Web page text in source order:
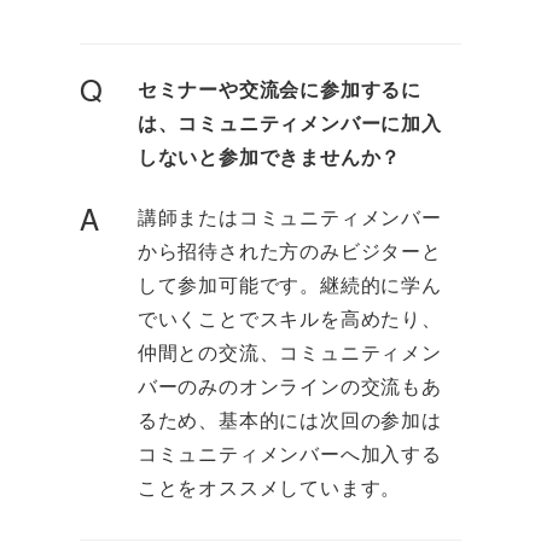
Q
セミナーや交流会に参加するに
は、コミュニティメンバーに加入
しないと参加できませんか？
A
講師またはコミュニティメンバー
から招待された方のみビジターと
して参加可能です。継続的に学ん
でいくことでスキルを高めたり、
仲間との交流、コミュニティメン
バーのみのオンラインの交流もあ
るため、基本的には次回の参加は
コミュニティメンバーへ加入する
ことをオススメしています。